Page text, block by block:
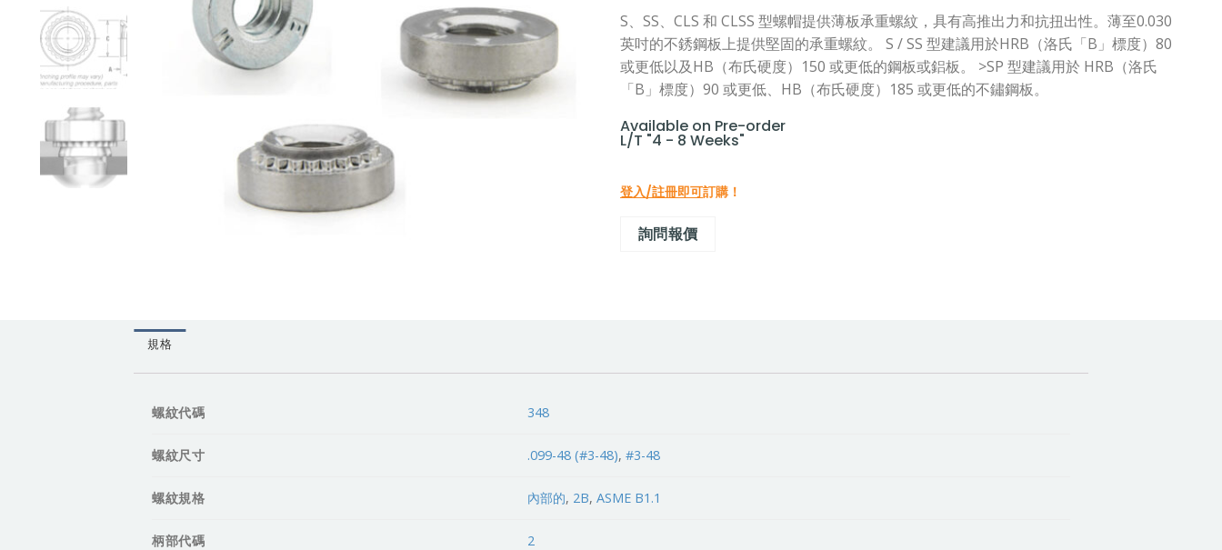
S、SS、CLS 和 CLSS 型螺帽提供薄板承重螺紋，具有高推出力和抗扭出性。薄至0.030
英吋的不銹鋼板上提供堅固的承重螺紋。 S / SS 型建議用於HRB（洛氏「B」標度）80
或更低以及HB（布氏硬度）150 或更低的鋼板或鋁板。 >SP 型建議用於 HRB（洛氏
「B」標度）90 或更低、HB（布氏硬度）185 或更低的不鏽鋼板。
Available on Pre-order
L/T "4 - 8 Weeks"
登入/註冊即可訂購！
詢問報價
規格
螺紋代碼 348
螺紋尺寸 .099-48 (#3-48),#3-48
螺紋規格 內部的, 2B,ASME B1.1
柄部代碼 2